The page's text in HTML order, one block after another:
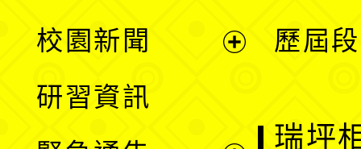
校園新聞
研習資訊
歷屆
瑞坪